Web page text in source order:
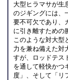
大型ヒラマサが生
のジギングには、
要不可欠であり、
に引き離すための
このような対大型
力を兼ね備えた対
すが、ロッドテス
を通して軽快かつ
度」、そして「リ